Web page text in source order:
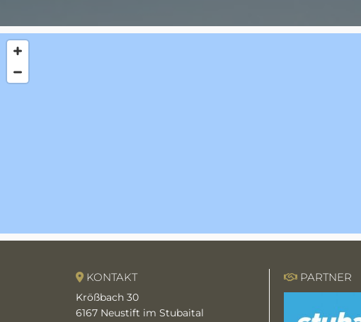
 KONTAKT
Krößbach 30
6167 Neustift im Stubaital
 PARTNER